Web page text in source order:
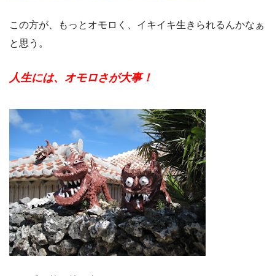
この方が、もっとオモロく、イキイキ生きられるんかなぁ
と思う。
人生には、オモロさが大事！